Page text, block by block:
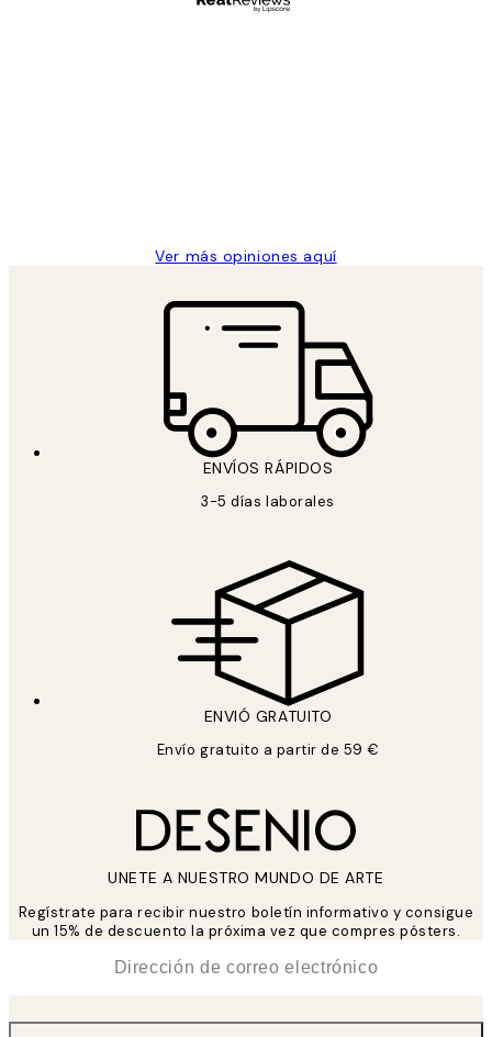
Ver más opiniones aquí
ENVÍOS RÁPIDOS
3-5 días laborales
ENVIÓ GRATUITO
Envío gratuito a partir de 59 €
UNETE A NUESTRO MUNDO DE ARTE
Regístrate para recibir nuestro boletín informativo y consigue
un 15% de descuento la próxima vez que compres pósters.